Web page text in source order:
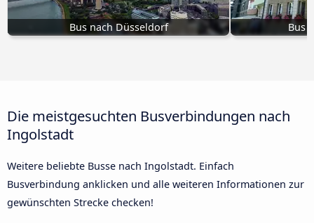
Bus nach Düsseldorf Bus
Die meistgesuchten Busverbindungen nach
Ingolstadt
Weitere beliebte Busse nach Ingolstadt. Einfach
Busverbindung anklicken und alle weiteren Informationen zur
gewünschten Strecke checken!